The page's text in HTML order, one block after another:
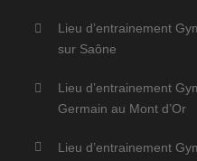
Lieu d’entrainement
sur Saône
Lieu d’entrainement
Germain au Mont d’Or
Lieu d’entrainement